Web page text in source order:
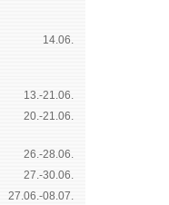
14.06.
13.-21.06.
20.-21.06.
26.-28.06.
27.-30.06.
27.06.-08.07.